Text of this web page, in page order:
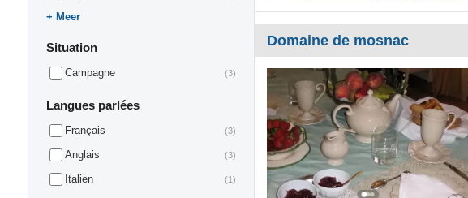
Meer
Situation
Campagne (3)
Langues parlées
Français (3)
Anglais (3)
Italien (1)
Domaine de mosnac